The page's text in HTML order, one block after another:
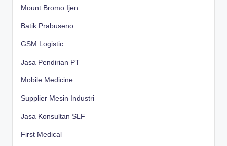
Mount Bromo Ijen
Batik Prabuseno
GSM Logistic
Jasa Pendirian PT
Mobile Medicine
Supplier Mesin Industri
Jasa Konsultan SLF
First Medical